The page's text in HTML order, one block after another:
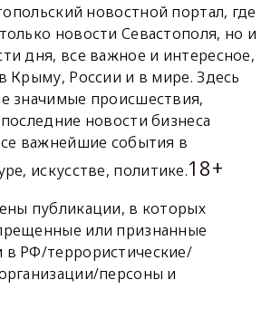
новостной портал, где
новости Севастополя, но и
дня, все важное и интересное,
Крыму, России и в мире. Здесь
значимые происшествия,
новости бизнеса
важнейшие события в
искусстве, политике.18+
публикации, в которых
или признанные
РФ/террористические/
персоны и